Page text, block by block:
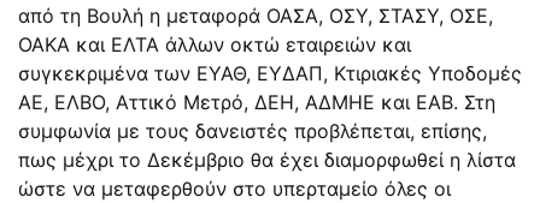
από τη Βουλή η μεταφορά ΟΑΣΑ, ΟΣΥ, ΣΤΑΣΥ, ΟΣΕ,
ΟΑΚΑ και ΕΛΤΑ άλλων οκτώ εταιρειών και
συγκεκριμένα των ΕΥΑΘ, ΕΥΔΑΠ, Κτιριακές Υποδομές
ΑΕ, ΕΛΒΟ, Αττικό Μετρό, ΔΕΗ, ΑΔΜΗΕ και ΕΑΒ. Στη
συμφωνία με τους δανειστές προβλέπεται, επίσης,
πως μέχρι το Δεκέμβριο θα έχει διαμορφωθεί η λίστα
ώστε να μεταφερθούν στο υπερταμείο όλες οι